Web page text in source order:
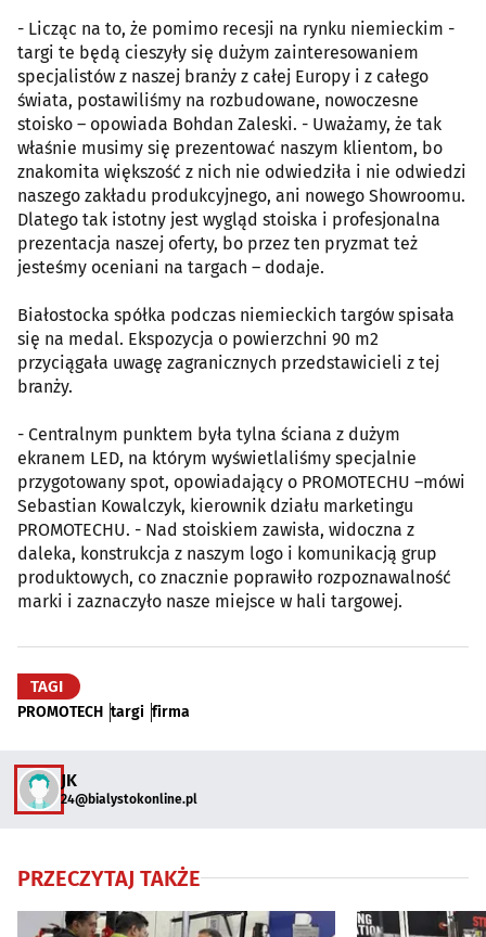
- Licząc na to, że pomimo recesji na rynku niemieckim -
targi te będą cieszyły się dużym zainteresowaniem
specjalistów z naszej branży z całej Europy i z całego
świata, postawiliśmy na rozbudowane, nowoczesne
stoisko – opowiada Bohdan Zaleski. - Uważamy, że tak
właśnie musimy się prezentować naszym klientom, bo
znakomita większość z nich nie odwiedziła i nie odwiedzi
naszego zakładu produkcyjnego, ani nowego Showroomu.
Dlatego tak istotny jest wygląd stoiska i profesjonalna
prezentacja naszej oferty, bo przez ten pryzmat też
jesteśmy oceniani na targach – dodaje.
Białostocka spółka podczas niemieckich targów spisała
się na medal. Ekspozycja o powierzchni 90 m2
przyciągała uwagę zagranicznych przedstawicieli z tej
branży.
- Centralnym punktem była tylna ściana z dużym
ekranem LED, na którym wyświetlaliśmy specjalnie
przygotowany spot, opowiadający o PROMOTECHU –mówi
Sebastian Kowalczyk, kierownik działu marketingu
PROMOTECHU. - Nad stoiskiem zawisła, widoczna z
daleka, konstrukcja z naszym logo i komunikacją grup
produktowych, co znacznie poprawiło rozpoznawalność
marki i zaznaczyło nasze miejsce w hali targowej.
TAGI
PROMOTECH targi firma
JK
24@bialystokonline.pl
PRZECZYTAJ TAKŻE